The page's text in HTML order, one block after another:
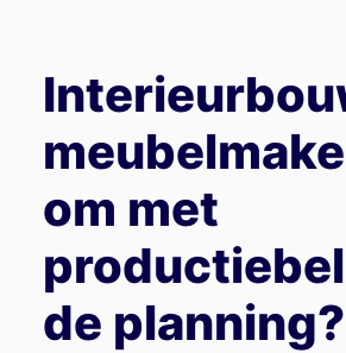
om met
de planning?